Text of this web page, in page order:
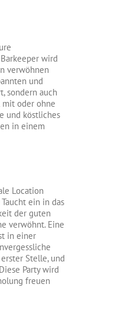
wird
verwöhnen
und
sondern auch
oder ohne
und köstliches
in einem
Location
ein in das
der guten
verwöhnt. Eine
in einer
Stelle, und
Party wird
freuen